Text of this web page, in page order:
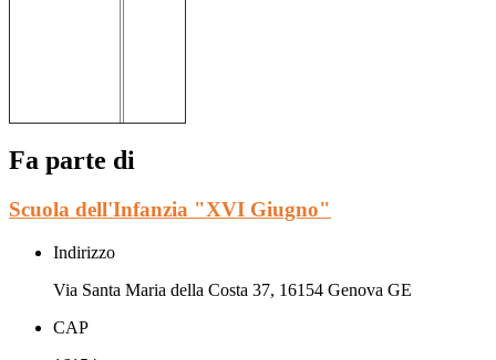
Fa parte di
Scuola dell'Infanzia "XVI Giugno"
Indirizzo
Via Santa Maria della Costa 37, 16154 Genova GE
CAP